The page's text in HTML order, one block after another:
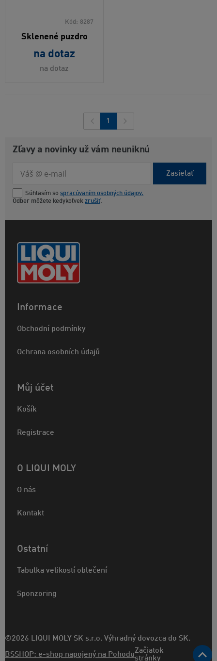
Kód: 8287
Sklenené puzdro
na dotaz
na dotaz
1
Zľavy a novinky už vám neuniknú
Zasielať
Súhlasím so spracúvaním osobných údajov.
Odber môžete kedykoľvek zrušiť.
Informace
Obchodní podmínky
Ochrana osobních údajů
Můj účet
Košík
Registrace
O LIQUI MOLY
O nás
Kontakt
Ostatní
Tabulka velikostí oblečení
Sponzoring
©2026 LIQUI MOLY SK s.r.o. Výhradný dovozca do SK.
BSSHOP: e-shop napojený na PohoduZačiatok
stránky